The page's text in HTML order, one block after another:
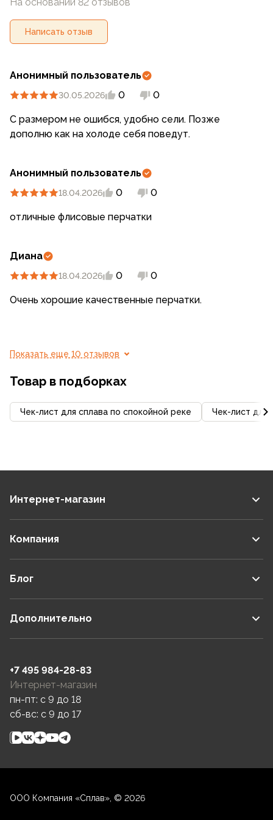
Написать отзыв
Анонимный пользователь
30.05.2026 0 0
С размером не ошибся, удобно сели. Позже
дополню как на холоде себя поведут.
Анонимный пользователь
18.04.2026 0 0
отличные флисовые перчатки
Диана
18.04.2026 0 0
Очень хорошие качественные перчатки.
Показать еще 10 отзывов
Товар в подборках
Чек-лист для сплава по спокойной реке Чек-лист для
Интернет-магазин
Компания
Блог
Дополнительно
+7 495 984-28-83
Интернет-магазин
пн-пт: c 9 до 18
сб-вс: c 9 до 17
ООО Компания «Сплав», © 2026